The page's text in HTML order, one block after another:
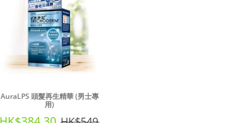
AuraLPS 頭髮再生精華 (男士專
用)